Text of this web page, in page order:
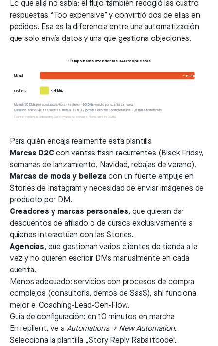
Lo que ella no sabía: el flujo también recogió las cuatro
respuestas “Too expensive” y convirtió dos de ellas en
pedidos. Esa es la diferencia entre una automatización
que solo envía datos y una que gestiona objeciones.
Tiempo hasta atender las 340 respuestas
Manual ~ 11,3 h
replient < 4 Min.
Manual: 30 DMs personalizados/hora · replient: ~90 DMs/minuto por cuenta de marca
Calculado sobre 340 respuestas: manual 11,3 h (1,7 jornadas laborales completas) vs. 3,8 min automatizado
Fuente: replient.ai Onboarding-Case (marca de skincare, Viena, abril de 2026)
Para quién encaja realmente esta plantilla
Marcas D2C con ventas flash recurrentes (Black Friday,
semanas de lanzamiento, Navidad, rebajas de verano).
Marcas de moda y belleza con un fuerte empuje en
Stories de Instagram y necesidad de enviar imágenes de
producto por DM.
Creadores y marcas personales, que quieran dar
descuentos de afiliado o de cursos exclusivamente a
quienes interactúan con las Stories.
Agencias, que gestionan varios clientes de tienda a la
vez y no quieren escribir DMs manualmente en cada
cuenta.
Menos adecuado: servicios con procesos de compra
complejos (consultoría, demos de SaaS), ahí funciona
mejor el Coaching-Lead-Gen-Flow.
Guía de configuración: en 10 minutos en marcha
En replient, ve a Automations → New Automation.
Selecciona la plantilla „Story Reply Rabattcode".